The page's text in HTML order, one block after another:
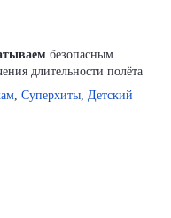
безопасным
длительности полёта
Суперхиты Детский